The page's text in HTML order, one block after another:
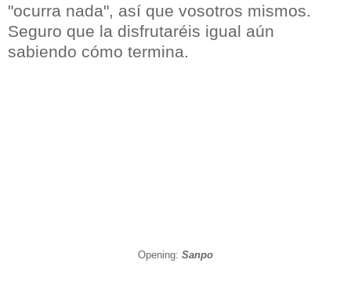
"ocurra nada", así que vosotros mismos.
Seguro que la disfrutaréis igual aún
sabiendo cómo termina.
Opening: Sanpo